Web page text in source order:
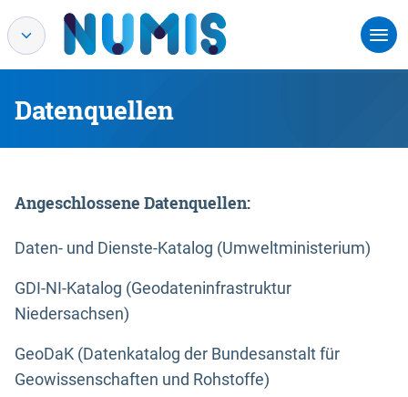
Datenquellen
Angeschlossene Datenquellen:
Daten- und Dienste-Katalog (Umweltministerium)
GDI-NI-Katalog (Geodateninfrastruktur
Niedersachsen)
GeoDaK (Datenkatalog der Bundesanstalt für
Geowissenschaften und Rohstoffe)